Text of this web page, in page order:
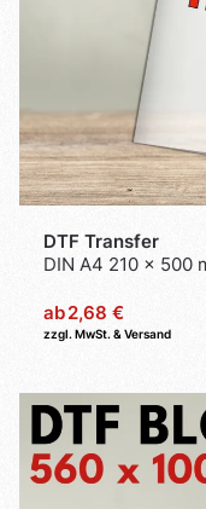
DTF Transfer
DIN A4 210 x 500
ab2,68 €
zzgl. MwSt. & Versand